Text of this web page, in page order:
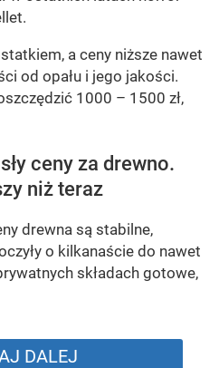
a ceny niższe nawet
od opału i jego jakości.
1000 – 1500 zł,
ceny za drewno.
niż teraz
drewna są stabilne,
o kilkanaście do nawet
składach gotowe,
DALEJ